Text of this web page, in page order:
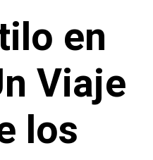
en
Viaje
los